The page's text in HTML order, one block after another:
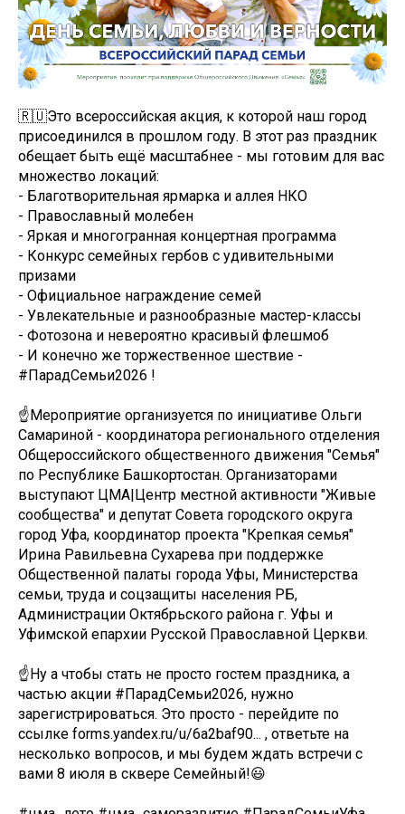
🇷🇺Это всероссийская акция, к которой наш город
присоединился в прошлом году. В этот раз праздник
обещает быть ещё масштабнее - мы готовим для вас
множество локаций:
- Благотворительная ярмарка и аллея НКО
- Православный молебен
- Яркая и многогранная концертная программа
- Конкурс семейных гербов с удивительными
призами
- Официальное награждение семей
- Увлекательные и разнообразные мастер-классы
- Фотозона и невероятно красивый флешмоб
- И конечно же торжественное шествие -
#ПарадСемьи2026 !
☝Мероприятие организуется по инициативе Ольги
Самариной - координатора регионального отделения
Общероссийского общественного движения "Семья"
по Республике Башкортостан. Организаторами
выступают ЦМА|Центр местной активности "Живые
сообщества" и депутат Совета городского округа
город Уфа, координатор проекта "Крепкая семья"
Ирина Равильевна Сухарева при поддержке
Общественной палаты города Уфы, Министерства
семьи, труда и соцзащиты населения РБ,
Администрации Октябрьского района г. Уфы и
Уфимской епархии Русской Православной Церкви.
☝Ну а чтобы стать не просто гостем праздника, а
частью акции #ПарадСемьи2026, нужно
зарегистрироваться. Это просто - перейдите по
ссылке forms.yandex.ru/u/6a2baf90... , ответьте на
несколько вопросов, и мы будем ждать встречи с
вами 8 июля в сквере Семейный!😃